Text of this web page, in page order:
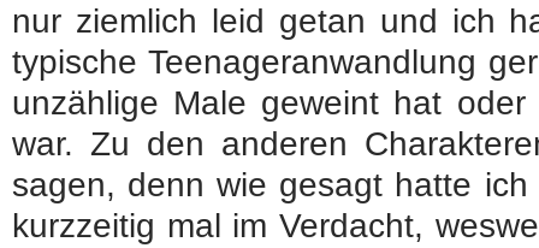
nur ziemlich leid getan und ich
typische Teenageranwandlung
unzählige Male geweint hat
war. Zu den anderen
sagen, denn wie gesagt hatte
kurzzeitig mal im Verdacht,